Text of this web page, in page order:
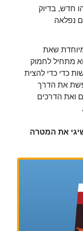
חדש, בדיוק
נפלאה
שאת
מתחיל לחמוק
כדי כדי להצית
את הדרך
ואת הדרכים
את המטרה